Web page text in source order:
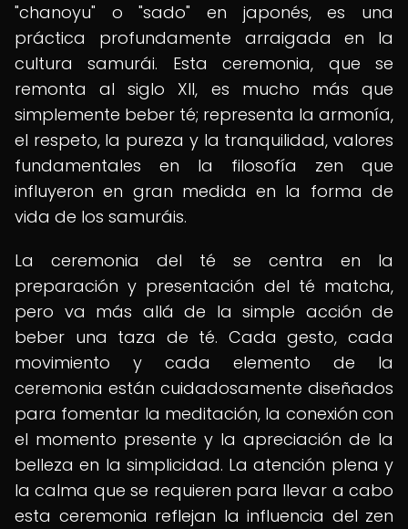
"chanoyu" o "sado" en japonés, es una
práctica profundamente arraigada en la
cultura samurái. Esta ceremonia, que se
remonta al siglo XII, es mucho más que
simplemente beber té; representa la armonía,
el respeto, la pureza y la tranquilidad, valores
fundamentales en la filosofía zen que
influyeron en gran medida en la forma de
vida de los samuráis.
La ceremonia del té se centra en la
preparación y presentación del té matcha,
pero va más allá de la simple acción de
beber una taza de té. Cada gesto, cada
movimiento y cada elemento de la
ceremonia están cuidadosamente diseñados
para fomentar la meditación, la conexión con
el momento presente y la apreciación de la
belleza en la simplicidad. La atención plena y
la calma que se requieren para llevar a cabo
esta ceremonia reflejan la influencia del zen